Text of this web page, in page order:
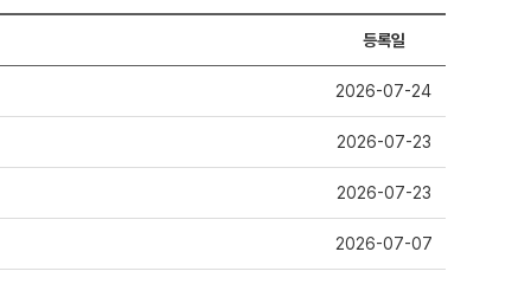
등록일
2026-07-24
2026-07-23
2026-07-23
2026-07-07